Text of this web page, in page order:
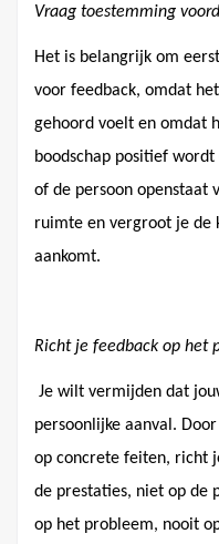
Vraag toestemming
Het is belangrijk om
voor feedback, omdat
gehoord voelt en omdat
boodschap positief
of de persoon openstaat
ruimte en vergroot je de
aankomt.
Richt je feedback op het
Je wilt vermijden dat
persoonlijke aanval.
op concrete feiten, richt
de prestaties, niet op de
op het probleem, nooit